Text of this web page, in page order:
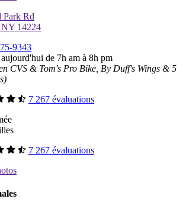
Park Rd
NY 14224
9343
de 7h am à 8h pm
CVS & Tom's Pro Bike, By Duff's Wings & 5
7 267 évaluations
7 267 évaluations